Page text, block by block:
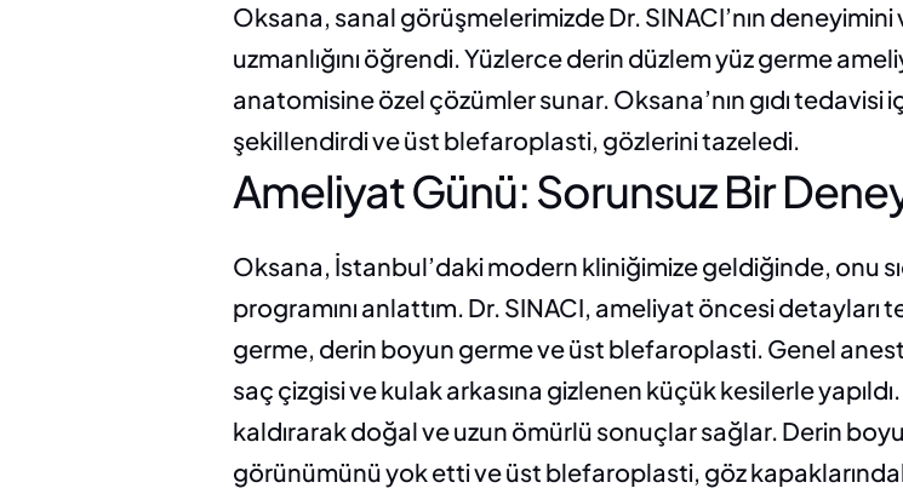
Oksana, sanal görüşmelerimizde Dr. SINACI’nın
uzmanlığını öğrendi. Yüzlerce derin düzlem yüz germe
anatomisine özel çözümler sunar. Oksana’nın gıdı tedavisi
şekillendirdi ve üst blefaroplasti, gözlerini tazeledi.
Ameliyat Günü: Sorunsuz Bir
Oksana, İstanbul’daki modern kliniğimize geldiğinde, onu
programını anlattım. Dr. SINACI, ameliyat öncesi
germe, derin boyun germe ve üst blefaroplasti. Genel
saç çizgisi ve kulak arkasına gizlenen küçük kesilerle
kaldırarak doğal ve uzun ömürlü sonuçlar sağlar. Derin
görünümünü yok etti ve üst blefaroplasti, göz